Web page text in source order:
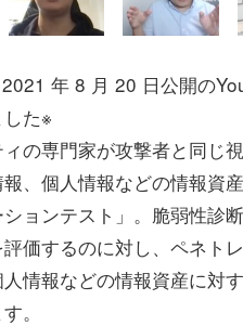
年 8 月 20 日公開の
た※
の専門家が攻撃者と同じ
、個人情報などの情報資
ションテスト」。脆弱性診
価するのに対し、ペネト
情報などの情報資産に対
。